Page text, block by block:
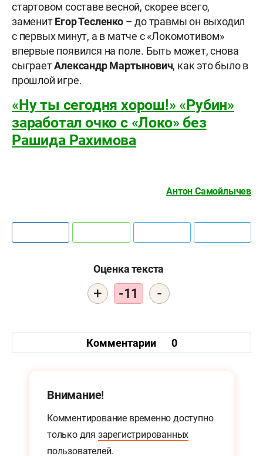
стартовом составе весной, скорее всего,
заменитЕгор Тесленко – до травмы он выходил
с первых минут, а в матче с «Локомотивом»
впервые появился на поле. Быть может, снова
сыграетАлександр Мартынович, как это было в
прошлой игре.
«Ну ты сегодня хорош!» «Рубин»
заработал очко с «Локо» без
Рашида Рахимова
Антон Самойлычев
Оценка текста
+ -11 -
Комментарии 0
Внимание!
Комментирование временно доступно
только для зарегистрированных
пользователей.